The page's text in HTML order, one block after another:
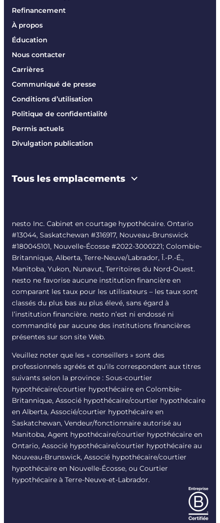
Refinancement
À propos
Éducation
Nous contacter
Carrières
Communiqué de presse
Conditions d’utilisation
Politique de confidentialité
Permis actuels
Divulgation publication
Tous les emplacements
nesto Inc. Cabinet en courtage hypothécaire. Ontario
#13044, Saskatchewan #316917, Nouveau-Brunswick
#180045101, Nouvelle-Écosse #2022-3000221; Colombie-
Britannique, Alberta, Terre-Neuve/Labrador, Î.-P.-É.,
Manitoba, Yukon, Nunavut, Territoires du Nord-Ouest.
nesto ne favorise aucune institution financière en
comparant les taux pour les utilisateurs – les taux sont
classés du plus bas au plus élevé, sans égard à
l’institution financière. nesto n’est ni endossé ni
commandité par aucune des institutions financières
présentes sur son site Web.
Veuillez noter que les « conseillers » sont des
professionnels agréés et qu’ils correspondent aux titres
suivants selon la province : Sous-courtier
hypothécaire/courtier hypothécaire en Colombie-
Britannique, Associé hypothécaire/courtier hypothécaire
en Alberta, Associé/courtier hypothécaire en
Saskatchewan, Vendeur/fonctionnaire autorisé au
Manitoba, Agent hypothécaire/courtier hypothécaire en
Ontario, Associé hypothécaire/courtier hypothécaire au
Nouveau-Brunswick, Associé hypothécaire/courtier
hypothécaire en Nouvelle-Écosse, ou Courtier
hypothécaire à Terre-Neuve-et-Labrador.